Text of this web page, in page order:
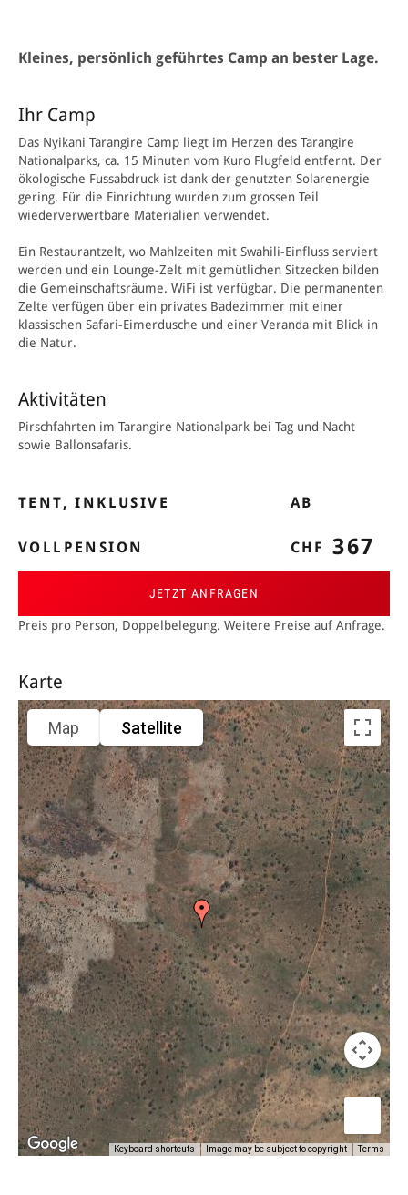
Kleines, persönlich geführtes Camp an bester Lage.
Ihr Camp
Das Nyikani Tarangire Camp liegt im Herzen des Tarangire
Nationalparks, ca. 15 Minuten vom Kuro Flugfeld entfernt. Der
ökologische Fussabdruck ist dank der genutzten Solarenergie
gering. Für die Einrichtung wurden zum grossen Teil
wiederverwertbare Materialien verwendet.
Ein Restaurantzelt, wo Mahlzeiten mit Swahili­-Einfluss serviert
werden und ein Lounge-­Zelt mit gemütlichen Sitzecken bilden
die Gemeinschaftsräume. WiFi ist verfügbar. Die permanenten
Zelte verfügen über ein privates Badezimmer mit einer
klassischen Safari­-Eimerdusche und einer Veranda mit Blick in
die Natur.
Aktivitäten
Pirschfahrten im Tarangire Nationalpark bei Tag und Nacht
sowie Ballonsafaris.
TENT, INKLUSIVE
VOLLPENSION
AB
CHF 367
JETZT ANFRAGEN
Preis pro Person, Doppelbelegung. Weitere Preise auf Anfrage.
Karte
Map Satellite
Keyboard shortcuts Image may be subject to copyright Terms